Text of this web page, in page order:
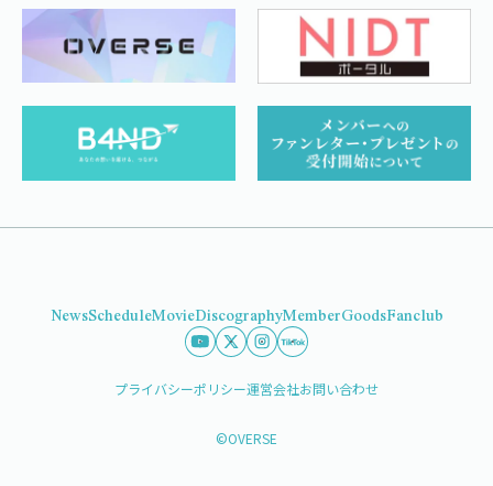
NewsScheduleMovieDiscographyMemberGoodsFanclub
プライバシーポリシー運営会社お問い合わせ
©OVERSE